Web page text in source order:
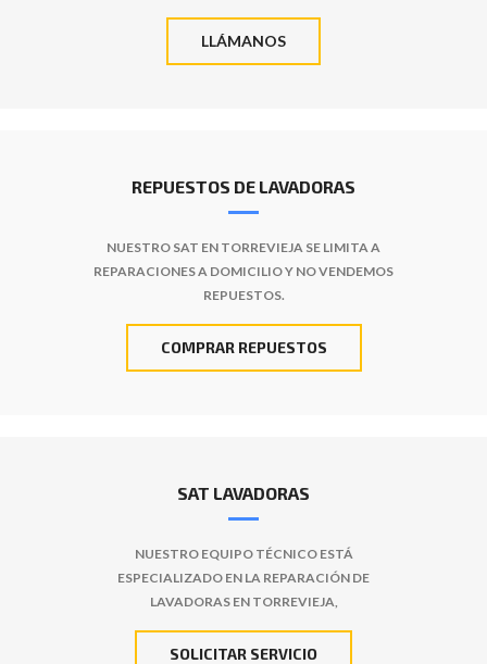
LLÁMANOS
REPUESTOS DE LAVADORAS
NUESTRO SAT EN TORREVIEJA SE LIMITA A
REPARACIONES A DOMICILIO Y NO VENDEMOS
REPUESTOS.
COMPRAR REPUESTOS
SAT LAVADORAS
NUESTRO EQUIPO TÉCNICO ESTÁ
ESPECIALIZADO EN LA REPARACIÓN DE
LAVADORAS EN TORREVIEJA,
SOLICITAR SERVICIO